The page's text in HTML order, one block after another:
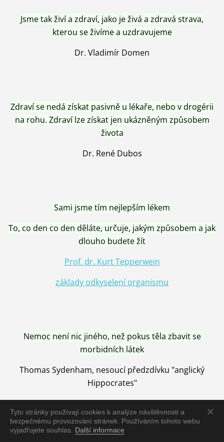
Tyto stránky používají cookies k analýze návštěvnosti a
bezpečnému provozování stránek. Používáním tohoto webu
vyjadřujete souhlas. Další informace
Jsme tak živí a zdraví, jako je živá a zdravá strava,
kterou se živíme a uzdravujeme
Dr. Vladimír Domen
Zdraví se nedá získat pasivně u lékaře, nebo v drogérii
na rohu. Zdraví lze získat jen ukázněným způsobem
života
Dr. René Dubos
Sami jsme tím nejlepším lékem
To, co den co den děláte, určuje, jakým způsobem a jak
dlouho budete žít
Prof. dr. Kurt Tepperwein
základy odkyselení organismu
Nemoc není nic jiného, než pokus těla zbavit se
morbidních látek
Thomas Sydenham, nesoucí předzdívku "anglický
Hippocrates"
Nemoc je vyléčena jen pomocí Přírody, neutralizací a